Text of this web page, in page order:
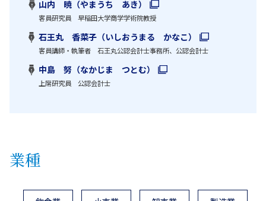
山内 暁（やまうち あき）
客員研究員 早稲田大学商学学術院教授
石王丸 香菜子（いしおうまる かなこ）
客員講師・執筆者 石王丸公認会計士事務所、公認会計士
中島 努（なかじま つとむ）
上席研究員 公認会計士
業種